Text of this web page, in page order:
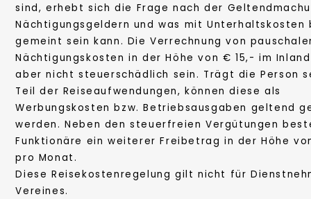
sind, erhebt sich die Frage nach der
Nächtigungsgeldern und was mit Unterhaltskosten
gemeint sein kann. Die Verrechnung von
Nächtigungskosten in der Höhe von € 15,- im
aber nicht steuerschädlich sein. Trägt die Person
Teil der Reiseaufwendungen, können diese als
Werbungskosten bzw. Betriebsausgaben geltend
werden. Neben den steuerfreien Vergütungen
Funktionäre ein weiterer Freibetrag in der Höhe
pro Monat.
Diese Reisekostenregelung gilt nicht für
Vereines.